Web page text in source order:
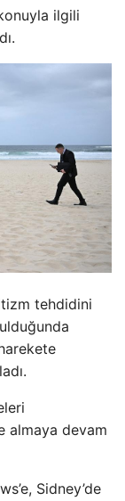
ilgili
tehdidini
almaya devam
Sidney’de